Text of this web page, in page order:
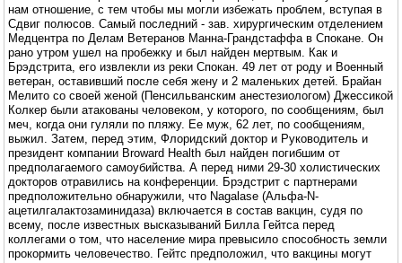
нам отношение, с тем чтобы мы могли избежать проблем, вступая в
Сдвиг полюсов. Самый последний - зав. хирургическим отделением
Медцентра по Делам Ветеранов Манна-Грандстаффа в Спокане. Он
рано утром ушел на пробежку и был найден мертвым. Как и
Брэдстрита, его извлекли из реки Спокан. 49 лет от роду и Военный
ветеран, оставивший после себя жену и 2 маленьких детей. Брайан
Мелито со своей женой (Пенсильванским анестезиологом) Джессикой
Колкер были атакованы человеком, у которого, по сообщениям, был
меч, когда они гуляли по пляжу. Ее муж, 62 лет, по сообщениям,
выжил. Затем, перед этим, Флоридский доктор и Руководитель и
президент компании Broward Health был найден погибшим от
предполагаемого самоубийства. А перед ними 29-30 холистических
докторов отравились на конференции. Брэдстрит с партнерами
предположительно обнаружили, что Nagalase (Альфа-N-
ацетилгалактозаминидаза) включается в состав вакцин, судя по
всему, после известных высказываний Билла Гейтса перед
коллегами о том, что население мира превысило способность земли
прокормить человечество. Гейтс предположил, что вакцины могут